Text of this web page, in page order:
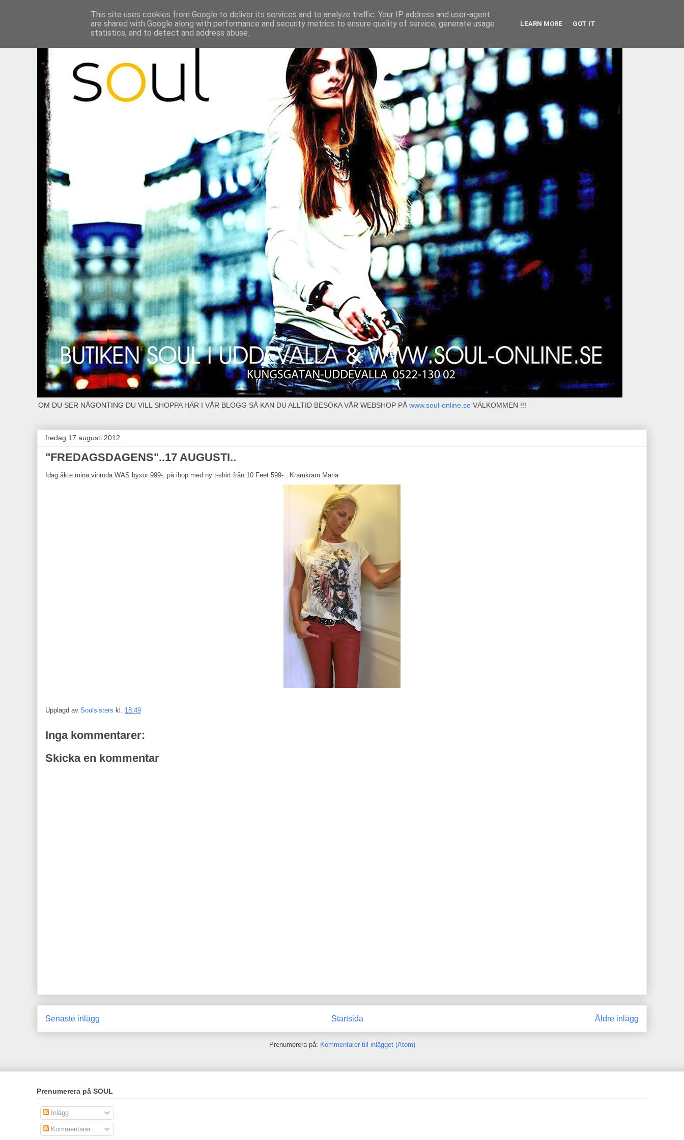
OM DU SER NÅGONTING DU VILL SHOPPA HÄR I VÅR BLOGG SÅ KAN DU ALLTID BESÖKA VÅR WEBSHOP PÅ www.soul-online.se VÄLKOMMEN !!!
fredag 17 augusti 2012
"FREDAGSDAGENS"..17 AUGUSTI..
Idag åkte mina vinröda WAS byxor 999-, på ihop med ny t-shirt från 10 Feet 599-.. Kramkram Maria
Upplagd av Soulsisters kl. 18:49
Inga kommentarer:
Skicka en kommentar
Senaste inlägg Äldre inlägg
Startsida
Prenumerera på: Kommentarer till inlägget (Atom)
Prenumerera på SOUL
Inlägg
Kommentarer
This site uses cookies from Google to deliver its services and to analyze traffic. Your IP address and user-agent
are shared with Google along with performance and security metrics to ensure quality of service, generate usage
statistics, and to detect and address abuse.
LEARN MORE GOT IT